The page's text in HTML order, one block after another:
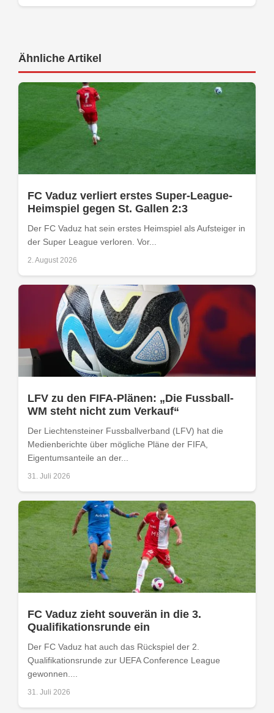
Ähnliche Artikel
FC Vaduz verliert erstes Super-League-
Heimspiel gegen St. Gallen 2:3
Der FC Vaduz hat sein erstes Heimspiel als Aufsteiger in
der Super League verloren. Vor...
2. August 2026
LFV zu den FIFA-Plänen: „Die Fussball-
WM steht nicht zum Verkauf“
Der Liechtensteiner Fussballverband (LFV) hat die
Medienberichte über mögliche Pläne der FIFA,
Eigentumsanteile an der...
31. Juli 2026
FC Vaduz zieht souverän in die 3.
Qualifikationsrunde ein
Der FC Vaduz hat auch das Rückspiel der 2.
Qualifikationsrunde zur UEFA Conference League
gewonnen....
31. Juli 2026